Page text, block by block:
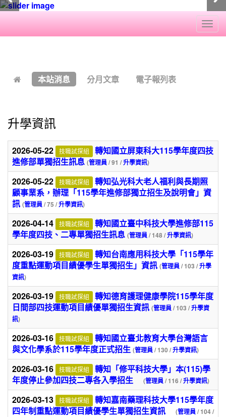
本站消息 分月文章 電子報列表
升學資訊
2026-05-22 技職試探組
轉知國立屏東科大115學年度四技
進修部單獨招生訊息 (管理員/ 91 /升學資訊)
2026-05-22 技職試探組
轉知弘光科大老人福利與長期照
顧事業系，辦理「115學年進修部獨立招生及說明會」資
訊 (管理員/ 75 /升學資訊)
2026-04-14 技職試探組
轉知國立臺中科技大學進修部115
學年度四技、二專單獨招生訊息 (管理員/ 148 /升學資訊)
2026-03-19 技職試探組
轉知台南應用科技大學「115學年
度重點運動項目績優學生單獨招生」資訊 (管理員/ 103 /升學
資訊)
2026-03-19 技職試探組
轉知德育護理健康學院115學年度
日間部四技運動項目績優單獨招生資訊 (管理員/ 103 /升學資
訊)
2026-03-16 技職試探組
轉知國立臺北教育大學台灣語言
與文化學系於115學年度正式招生 (管理員/ 130 /升學資訊)
2026-03-16 技職試探組
轉知「修平科技大學」本(115)學
年度停止參加四技二專各入學招生
(管理員/ 116 /升學資訊)
2026-03-13 技職試探組
轉知嘉南藥理科技大學115學年度
四年制重點運動項目績優學生單獨招生資訊
(管理員/ 104 /